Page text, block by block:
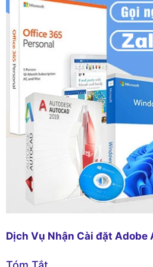
Dịch Vụ Nhận Cài đặt